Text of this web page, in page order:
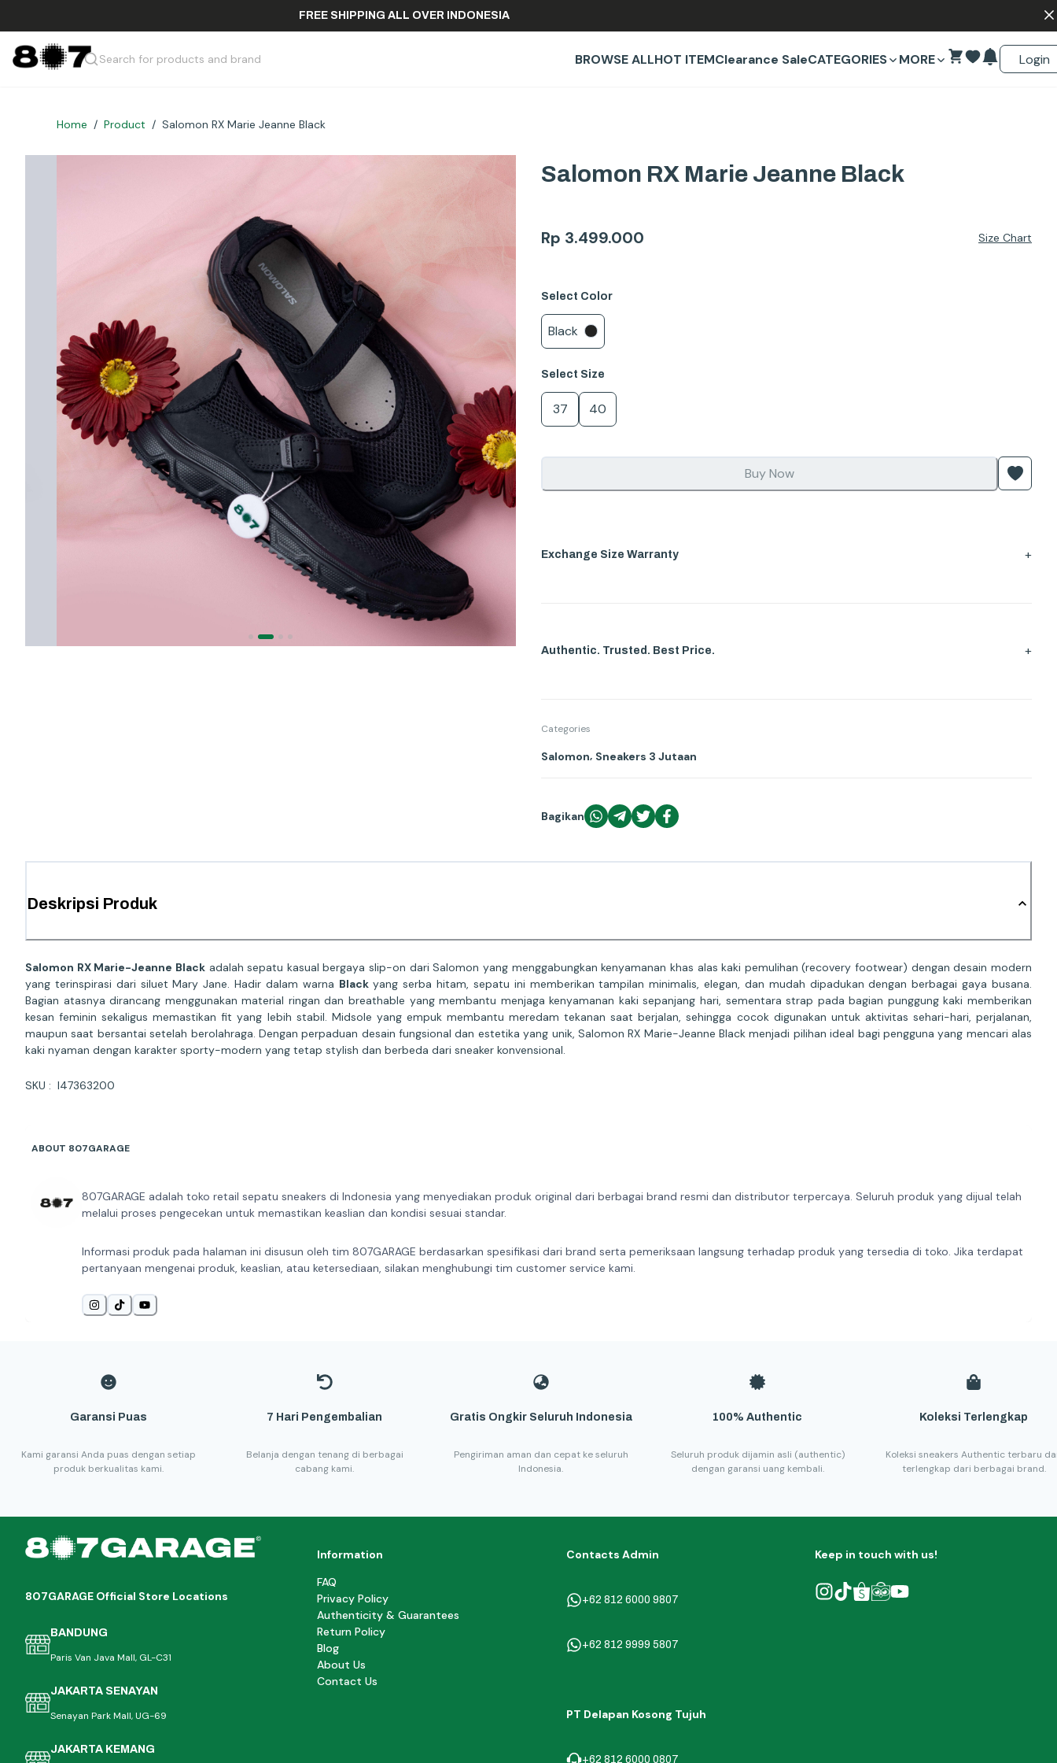
FREE SHIPPING ALL OVER INDONESIA
Search for products and brand BROWSE ALLHOT ITEMClearance SaleCATEGORIES MORE Login
Home / Product / Salomon RX Marie Jeanne Black
Salomon RX Marie Jeanne Black
Rp 3.499.000 Size Chart
Select Color
Black
Select Size
37 40
Buy Now
Exchange Size Warranty +
Authentic. Trusted. Best Price. +
Categories
Salomon, Sneakers 3 Jutaan
Bagikan
Deskripsi Produk
Salomon RX Marie-Jeanne Blackadalah sepatu kasual bergaya slip-on dari Salomon yang menggabungkan kenyamanan khas alas kaki pemulihan (recovery footwear) dengan desain modern
yang terinspirasi dari siluet Mary Jane. Hadir dalam warna Blackyang serba hitam, sepatu ini memberikan tampilan minimalis, elegan, dan mudah dipadukan dengan berbagai gaya busana.
Bagian atasnya dirancang menggunakan material ringan dan breathable yang membantu menjaga kenyamanan kaki sepanjang hari, sementara strap pada bagian punggung kaki memberikan
kesan feminin sekaligus memastikan fit yang lebih stabil. Midsole yang empuk membantu meredam tekanan saat berjalan, sehingga cocok digunakan untuk aktivitas sehari-hari, perjalanan,
maupun saat bersantai setelah berolahraga. Dengan perpaduan desain fungsional dan estetika yang unik, Salomon RX Marie-Jeanne Black menjadi pilihan ideal bagi pengguna yang mencari alas
kaki nyaman dengan karakter sporty-modern yang tetap stylish dan berbeda dari sneaker konvensional.
SKU : l47363200
ABOUT 807GARAGE
807GARAGE adalah toko retail sepatu sneakers di Indonesia yang menyediakan produk original dari berbagai brand resmi dan distributor terpercaya. Seluruh produk yang dijual telah
melalui proses pengecekan untuk memastikan keaslian dan kondisi sesuai standar.
Informasi produk pada halaman ini disusun oleh tim 807GARAGE berdasarkan spesifikasi dari brand serta pemeriksaan langsung terhadap produk yang tersedia di toko. Jika terdapat
pertanyaan mengenai produk, keaslian, atau ketersediaan, silakan menghubungi tim customer service kami.
Garansi Puas
Kami garansi Anda puas dengan setiap
produk berkualitas kami.
7 Hari Pengembalian
Belanja dengan tenang di berbagai
cabang kami.
Gratis Ongkir Seluruh Indonesia
Pengiriman aman dan cepat ke seluruh
Indonesia.
100% Authentic
Seluruh produk dijamin asli (authentic)
dengan garansi uang kembali.
Koleksi Terlengkap
Koleksi sneakers Authentic terbaru
terlengkap dari berbagai brand.
807GARAGE Official Store Locations
BANDUNG
Paris Van Java Mall, GL-C31
JAKARTA SENAYAN
Senayan Park Mall, UG-69
JAKARTA KEMANG
Information
FAQ
Privacy Policy
Authenticity & Guarantees
Return Policy
Blog
About Us
Contact Us
Contacts Admin
+62 812 6000 9807
+62 812 9999 5807
PT Delapan Kosong Tujuh
+62 812 6000 0807
Keep in touch with us!